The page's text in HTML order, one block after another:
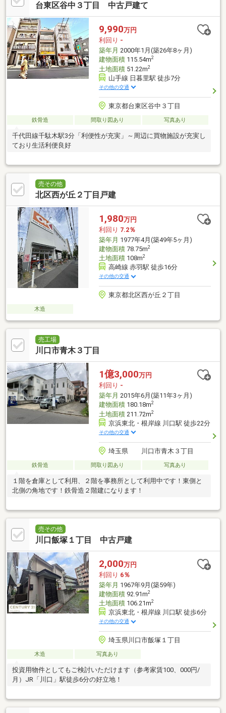
台東区谷中３丁目 中古戸建て
9,990万円
利回り -
築年月 2000年1月(築26年8ヶ月)
建物面積115.54m2
土地面積51.22m2
山手線 日暮里駅 徒歩7分
その他の交通
東京都台東区谷中３丁目
鉄骨造 間取り図あり 写真あり
千代田線千駄木駅3分「利便性が充実」～周辺に買物施設が充実し
ており生活利便良好
売その他
北区西が丘２丁目戸建
1,980万円
利回り 7.2％
築年月 1977年4月(築49年5ヶ月)
建物面積78.75m2
土地面積108m2
高崎線 赤羽駅 徒歩16分
その他の交通
東京都北区西が丘２丁目
木造
売工場
川口市青木３丁目
1億3,000万円
利回り -
築年月 2015年6月(築11年3ヶ月)
建物面積180.18m2
土地面積211.72m2
京浜東北・根岸線 川口駅 徒歩22分
その他の交通
埼玉県 川口市青木３丁目
鉄骨造 間取り図あり 写真あり
１階を倉庫として利用、２階を事務所として利用中です！東側と
北側の角地です！鉄骨造２階建になります！
売その他
川口飯塚１丁目 中古戸建
2,000万円
利回り 6％
築年月 1967年9月(築59年)
建物面積92.91m2
土地面積106.21m2
京浜東北・根岸線 川口駅 徒歩6分
その他の交通
埼玉県川口市飯塚１丁目
木造 写真あり
投資用物件としてもご検討いただけます（参考家賃100、000円/
月）JR「川口」駅徒歩6分の好立地！